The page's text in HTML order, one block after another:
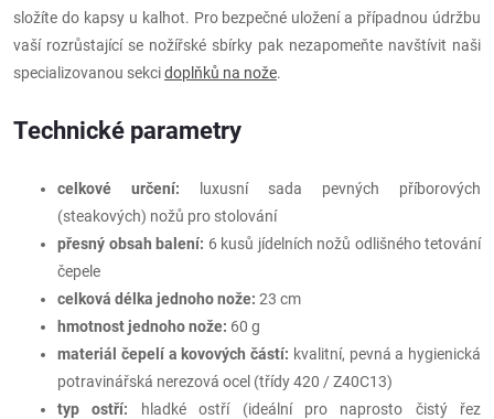
složíte do kapsy u kalhot. Pro bezpečné uložení a případnou údržbu
vaší rozrůstající se nožířské sbírky pak nezapomeňte navštívit naši
specializovanou sekcidoplňků na nože.
Technické parametry
celkové určení: luxusní sada pevných příborových
(steakových) nožů pro stolování
přesný obsah balení: 6 kusů jídelních nožů odlišného tetování
čepele
celková délka jednoho nože: 23 cm
hmotnost jednoho nože: 60 g
materiál čepelí a kovových částí: kvalitní, pevná a hygienická
potravinářská nerezová ocel (třídy 420 / Z40C13)
typ ostří: hladké ostří (ideální pro naprosto čistý řez